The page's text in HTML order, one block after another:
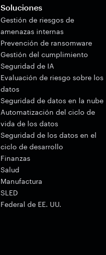
Soluciones
Gestión de riesgos de
amenazas internas
Prevención de ransomware
Gestión del cumplimiento
Seguridad de IA
Evaluación de riesgo sobre los
datos
Seguridad de datos en la nube
Automatización del ciclo de
vida de los datos
Seguridad de los datos en el
ciclo de desarrollo
Finanzas
Salud
Manufactura
SLED
Federal de EE. UU.